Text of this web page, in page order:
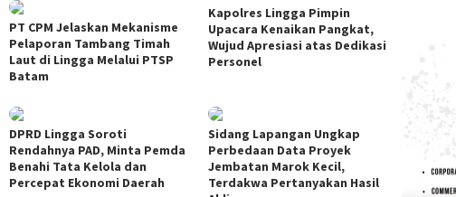
PT CPM Jelaskan Mekanisme
Pelaporan Tambang Timah
Laut di Lingga Melalui PTSP
Batam
Kapolres Lingga Pimpin
Upacara Kenaikan Pangkat,
Wujud Apresiasi atas Dedikasi
Personel
DPRD Lingga Soroti
Rendahnya PAD, Minta Pemda
Benahi Tata Kelola dan
Percepat Ekonomi Daerah
Sidang Lapangan Ungkap
Perbedaan Data Proyek
Jembatan Marok Kecil,
Terdakwa Pertanyakan Hasil